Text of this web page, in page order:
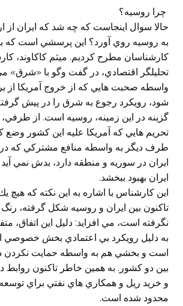
چرا روسيه؟
حالا سوال اينجاست كه چه شد كه ايران از
به روسيه روي آورد؟ اين پرسشي است كه
كارشناسان مطرح كرديم. ميثم كاكاوند،
تحليلگر اقتصادي، در گفت وگو با «شرق»
واسطه صحبت هايي كه از خروج آمريكا از
شود، رويكرد رجوع به شرق را در پيش
گزينه در اين زمينه، روسيه است. از طرفي،
تحريم هايي كه آمريكا عليه اين كشور وضع
طرف ديگر به واسطه منافع مشتركي كه در
ايران در سوريه و منطقه دارد، بدش نمي
ايران بهبود ببخشد.
اين كارشناس با اشاره به اين نكته كه هيچ
تاكنون بين ايران و روسيه شكل گرفته،
نگرفته است، مي افزايد: دليل اين اتفاق،
به دليل رويكرد بي اعتمادي بخش خصوصي
است و بخشي هم به واسطه حمايت نکردن
بين دو كشور. به همين خاطر تاكنون روابط
و خريد ريل و همكاري هاي نفتي براي
محدود شده است.